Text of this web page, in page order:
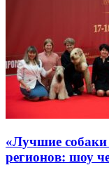
«Лучшие
регионов: шоу